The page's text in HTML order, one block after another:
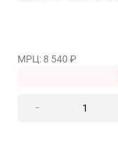
МРЦ: 8 540 ₽
–